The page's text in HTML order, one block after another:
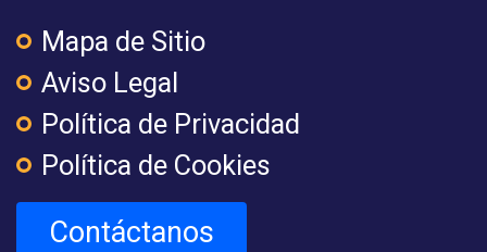
Mapa de Sitio
Aviso Legal
Política de Privacidad
Política de Cookies
Contáctanos